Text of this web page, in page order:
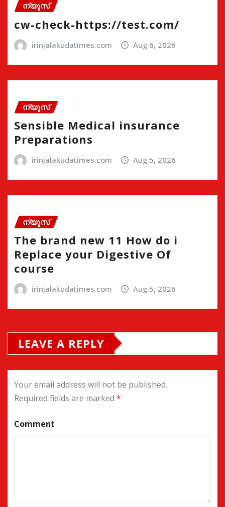
ന്യൂസ്
cw-check-https://test.com/
irinjalakudatimes.com Aug 6, 2026
ന്യൂസ്
Sensible Medical insurance
Preparations
irinjalakudatimes.com Aug 5, 2026
ന്യൂസ്
The brand new 11 How do i
Replace your Digestive Of
course
irinjalakudatimes.com Aug 5, 2026
LEAVE A REPLY
Your email address will not be published.
Required fields are marked *
Comment